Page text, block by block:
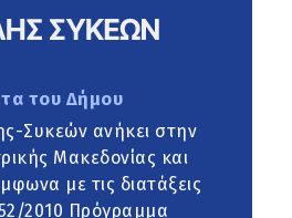
του Δήμου
Συκεών ανήκει στην
Μακεδονίας και
με τις διατάξεις
2010 Πρόγραμμα